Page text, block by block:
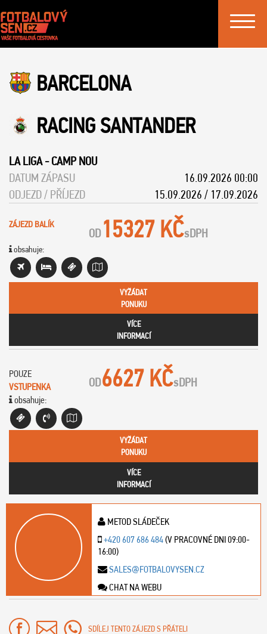
Toggle
BARCELONA
RACING SANTANDER
LA LIGA-CAMP NOU
DATUM ZÁPASU
16.09.2026 00:00
ODJEZD / PŘÍJEZD
15.09.2026 / 17.09.2026
ZÁJEZD BALÍK
obsahuje:
OD 15327 KČsDPH
VYŽÁDAT
PONUKU
VÍCE
INFORMACÍ
POUZE
VSTUPENKA
obsahuje:
OD6627 KČsDPH
VYŽÁDAT
PONUKU
VÍCE
INFORMACÍ
METOD SLÁDEČEK
+420 607 686 484(V PRACOVNÉ DNI 09:00-
16:00)
SALES@FOTBALOVYSEN.CZ
CHAT NA WEBU
SDÍLEJ TENTO ZÁJEZD S PŘÁTELI